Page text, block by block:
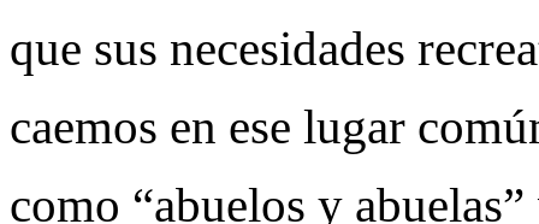
que sus necesidades
caemos en ese lugar
como “abuelos y